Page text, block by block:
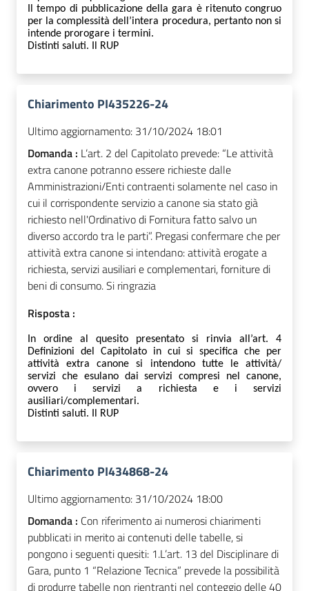
Il tempo di pubblicazione della gara è ritenuto congruo
per la complessità dell’intera procedura, pertanto non si
intende prorogare i termini.
Distinti saluti. Il RUP
Chiarimento PI435226-24
Ultimo aggiornamento: 31/10/2024 18:01
Domanda : L’art. 2 del Capitolato prevede: “Le attività
extra canone potranno essere richieste dalle
Amministrazioni/Enti contraenti solamente nel caso in
cui il corrispondente servizio a canone sia stato già
richiesto nell'Ordinativo di Fornitura fatto salvo un
diverso accordo tra le parti”. Pregasi confermare che per
attività extra canone si intendano: attività erogate a
richiesta, servizi ausiliari e complementari, forniture di
beni di consumo. Si ringrazia
Risposta :
In ordine al quesito presentato si rinvia all’art. 4
Definizioni del Capitolato in cui si specifica che per
attività extra canone si intendono tutte le attività/
servizi che esulano dai servizi compresi nel canone,
ovvero i servizi a richiesta e i servizi
ausiliari/complementari.
Distinti saluti. Il RUP
Chiarimento PI434868-24
Ultimo aggiornamento: 31/10/2024 18:00
Domanda : Con riferimento ai numerosi chiarimenti
pubblicati in merito ai contenuti delle tabelle, si
pongono i seguenti quesiti: 1.L’art. 13 del Disciplinare di
Gara, punto 1 “Relazione Tecnica” prevede la possibilità
di produrre tabelle non rientranti nel conteggio delle 40